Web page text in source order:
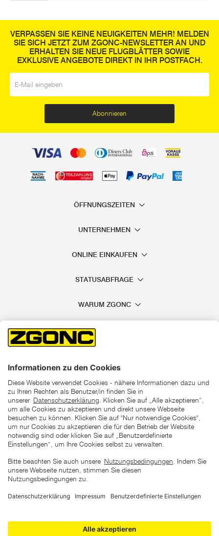
VERPASSEN SIE KEINE NEUIGKEITEN MEHR! MELDEN
SIE SICH JETZT ZUM ZGONC-NEWSLETTER AN UND
ERHALTEN SIE NEUE FLUGBLÄTTER SOWIE
EXKLUSIVE ANGEBOTE DIREKT IN IHR POSTFACH.
Abonnieren
ÖFFNUNGSZEITEN
UNTERNEHMEN
ONLINE EINKAUFEN
STATUSABFRAGE
WARUM ZGONC
*der "statt"-Preis ist der niedrigste von uns in den letzten 30
Tagen vor Beginn dieser Aktion verlangte Preis
unter den UVP Preisen auf dieser Website sind die
zu verstehen
Copyright © 2026 ZGONC. Alle Rechte vorbehalten.